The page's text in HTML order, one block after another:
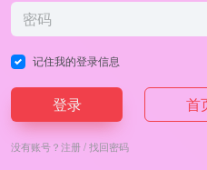
记住我的登录信息
登录 首
没有账号？注册/找回密码